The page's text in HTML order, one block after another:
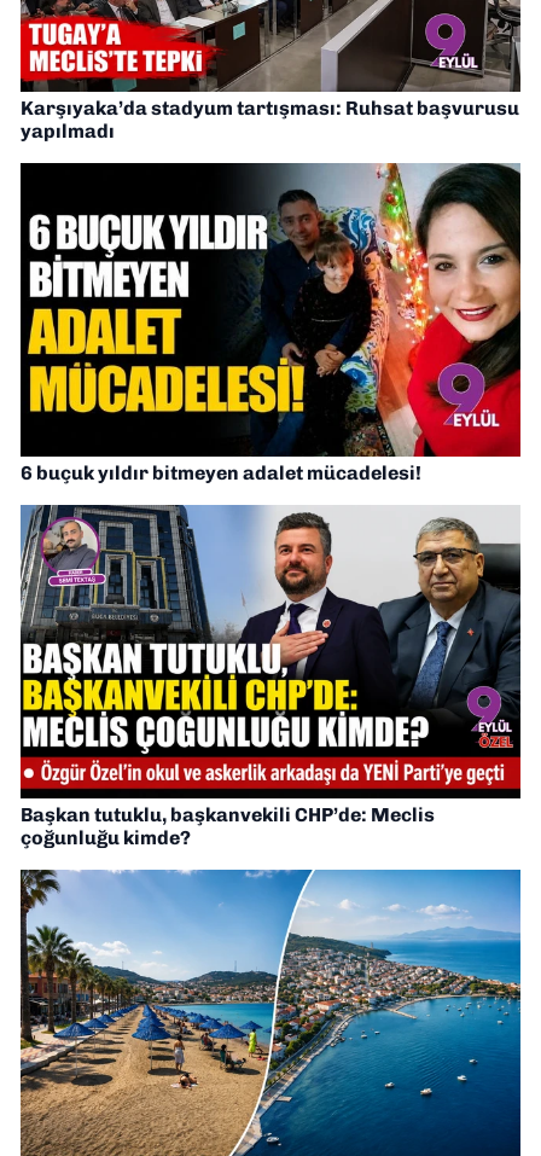
Karşıyaka’da stadyum tartışması: Ruhsat başvurusu
yapılmadı
6 buçuk yıldır bitmeyen adalet mücadelesi!
Başkan tutuklu, başkanvekili CHP’de: Meclis
çoğunluğu kimde?